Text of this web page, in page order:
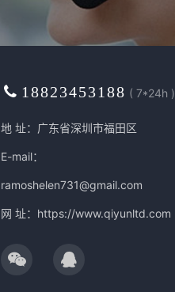
18823453188 ( 7*24h )
地 址：广东省深圳市福田区
E-mail：
ramoshelen731@gmail.com
网 址： https://www.qiyunltd.com